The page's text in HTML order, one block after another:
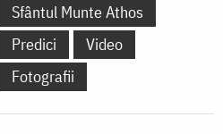
Sfântul Munte Athos
Predici
Video
Fotografii